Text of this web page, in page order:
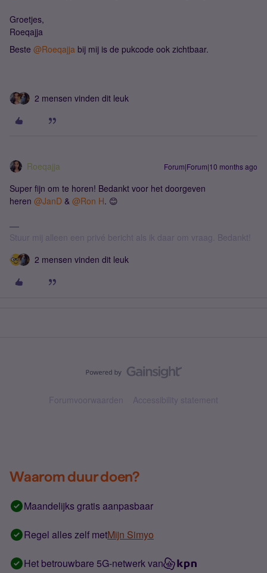
Groetjes,
Roeqajja
Beste ​ @Roeqajja bij mij is de pukcode ook zichtbaar.
2 mensen vinden dit leuk
Roeqajja Forum|Forum|10 months ago
Super fijn om te horen! Bedankt voor het doorgeven
heren @JanD & ​ @Ron H. 😊
Stuur mij alleen een privé bericht als ik daar om vraag. Bedankt!
2 mensen vinden dit leuk
Forumvoorwaarden Accessibility statement
Waarom duur doen?
Maandelijks gratis aanpasbaar
Regel alles zelf metMijn Simyo
Het betrouwbare 5G-netwerk van